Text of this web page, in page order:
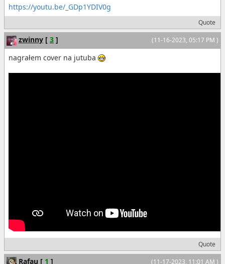
https://youtu.be/_GDp1YDIV0g
Quote
(11-16-2023, 05:17 PM )
zwinny [ 3 ]
nagrałem cover na jutuba
Quote
(11-17-2023, 11:01 AM )
Rafau [ 1 ]